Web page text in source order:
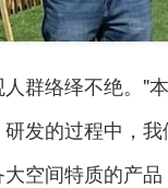
群络绎不绝。"
发的过程中，
空间特质的产